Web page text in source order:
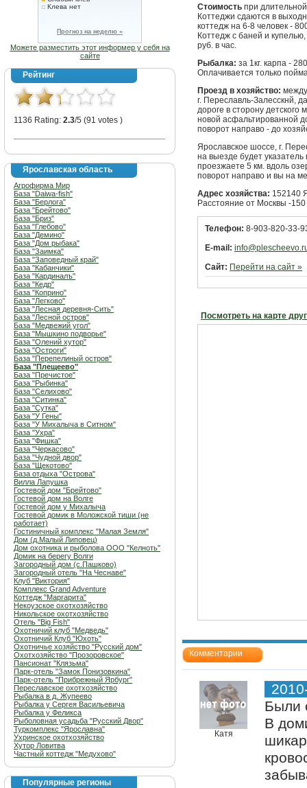
Клева нет
Прогноз на неделю »
Можете разместить этот информер у себя на
сайте
Рейтинг
1136 Rating: 2.3/5 (91 votes )
Ярославская область
Агрофирма Мир
База "Daiwa-fish"
База "Берлога"
База "Брейтово"
База "Бриз"
База "Глебово"
База "Демино"
База "Дом рыбака"
База "Заимка"
База "Заповедный край"
База "Кабанчики"
База "Кардиналъ"
База "Кедр"
База "Коприно"
База "Легково"
База "Лесная деревня-Сить"
База "Лесной остров"
База "Медвежий угол"
База "Мышкино подворье"
База "Олений хутор"
База "Остроги"
База "Перепелиный остров"
База "Плещеево"
База "Пречистое"
База "Рыбинка"
База "Селихово"
База "Ситинка"
База "Сутка"
База "У Гены"
База "У Михалыча в Ситном"
База "Ухра"
База "Фишка"
База "Черкасово"
База "Чудной двор"
База "Щекотово"
База отдыха "Острова"
Вилла Лапушка
Гостевой дом "Брейтово"
Гостевой дом на Волге
Гостевой дом у Михалыча
Гостевой домик в Моложской тиши (не
работает)
Гостиничный комплекс "Малая Земля"
Дом (д.Малый Липовец)
Дом охотника и рыболова ООО "Келноть"
Домик на берегу Волги
Загородный дом (с.Пашково)
Загородный отель "На Чеснаве"
Клуб "Виктория"
Комплекс Grand Adventure
Коттедж "Маргарита"
Некоузское охотхозяйство
Никольское охотхозяйство
Отель "Big Fish"
Охотничий клуб "Медведь"
Охотничий Клуб "Юхоть"
Охотничье хозяйство "Русский дом"
Охотхозяйство "Прозоровское"
Пансионат "Клязьма"
Парк-отель "Замок Понизовкина"
Парк-отель "Прибрежный Ярбург"
Переславское охотхозяйство
Рыбалка в д. Жупеево
Рыбалка у Сергея Васильевича
Рыбалка у Феликса
Рыболовная усадьба "Русский Двор"
Туркомплекс "Ярославна"
Ухринское охотхозяйство
Хутор Ловитва
Частный коттедж "Медухово"
Популярные регионы
Стоимость при
Коттеджи сдаются в
коттедж на 6-8 человек -
Коттедж с баней и
руб. в час.
Рыбалка: за 1кг. карпа -
Оплачивается только
Проезд в хозяйство:
г. Переславль-Залесскнй,
дороге в сторону детского
новой асфальтированной
поворот направо - до
Ярославское шocсе, г.
на выезде будет
проезжаете 5 км. вдоль
поворот направо и вы на
Адрес хозяйства: 152140
Расстояние от Москвы -150
Телефон: 8-903-820-33-
E-mail:
Сайт: Перейти на сайт »
Посмотреть на карте
Комментарии
Катя
Были
В